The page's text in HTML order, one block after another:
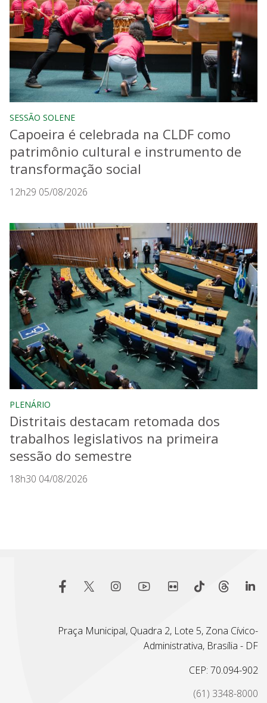
SESSÃO SOLENE
Capoeira é celebrada na CLDF como
patrimônio cultural e instrumento de
transformação social
12h29 05/08/2026
PLENÁRIO
Distritais destacam retomada dos
trabalhos legislativos na primeira
sessão do semestre
18h30 04/08/2026
Praça Municipal, Quadra 2, Lote 5, Zona Cívico-
Administrativa, Brasília - DF
CEP: 70.094-902
(61) 3348-8000